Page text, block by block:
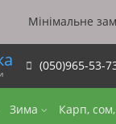
Мінімальне
(050)965-53-
Зима Карп,